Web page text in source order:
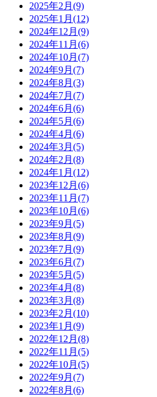
2025年2月(9)
2025年1月(12)
2024年12月(9)
2024年11月(6)
2024年10月(7)
2024年9月(7)
2024年8月(3)
2024年7月(7)
2024年6月(6)
2024年5月(6)
2024年4月(6)
2024年3月(5)
2024年2月(8)
2024年1月(12)
2023年12月(6)
2023年11月(7)
2023年10月(6)
2023年9月(5)
2023年8月(9)
2023年7月(9)
2023年6月(7)
2023年5月(5)
2023年4月(8)
2023年3月(8)
2023年2月(10)
2023年1月(9)
2022年12月(8)
2022年11月(5)
2022年10月(5)
2022年9月(7)
2022年8月(6)